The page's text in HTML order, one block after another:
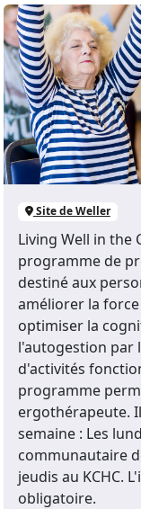
Site de Weller
Living Well in the
programme de
destiné aux
améliorer la
optimiser la
l'autogestion par
d'activités
programme
ergothérapeute.
semaine : Les
communautaire
jeudis au KCHC.
obligatoire.